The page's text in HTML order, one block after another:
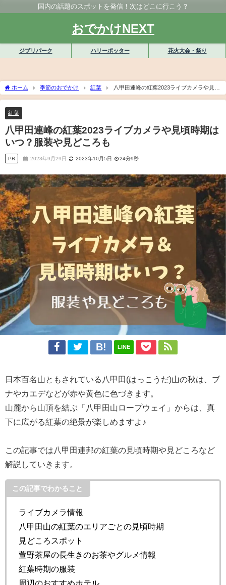
国内の話題のスポットを発信！次はどこに行こう？
おでかけNEXT
ジブリパーク ハリーポッター 花火大会・祭り
ホーム 季節のおでかけ 紅葉
八甲田連峰の紅葉2023ライブカメラや見頃
時期はいつ？服装や見どころも
紅葉
八甲田連峰の紅葉2023ライブカメラや見頃時期は
いつ？服装や見どころも
PR 2023年9月29日 2023年10月5日 24分9秒
LINE
日本百名山ともされている八甲田(はっこうだ)山の秋は、ブ
ナやカエデなどが赤や黄色に色づきます。
山麓から山頂を結ぶ「八甲田山ロープウェイ」からは、真
下に広がる紅葉の絶景が楽しめますよ♪
この記事では八甲田連邦の紅葉の見頃時期や見どころなど
解説していきます。
この記事でわかること
ライブカメラ情報
八甲田山の紅葉のエリアごとの見頃時期
見どころスポット
萱野茶屋の長生きのお茶やグルメ情報
紅葉時期の服装
周辺のおすすめホテル